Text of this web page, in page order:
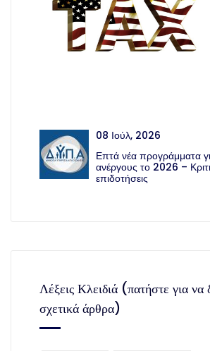
08 Ιούλ, 2026
Επτά νέα προγράμματα
ανέργους το 2026 –
επιδοτήσεις
Λέξεις Κλειδιά (πατήστε για να
σχετικά άρθρα)